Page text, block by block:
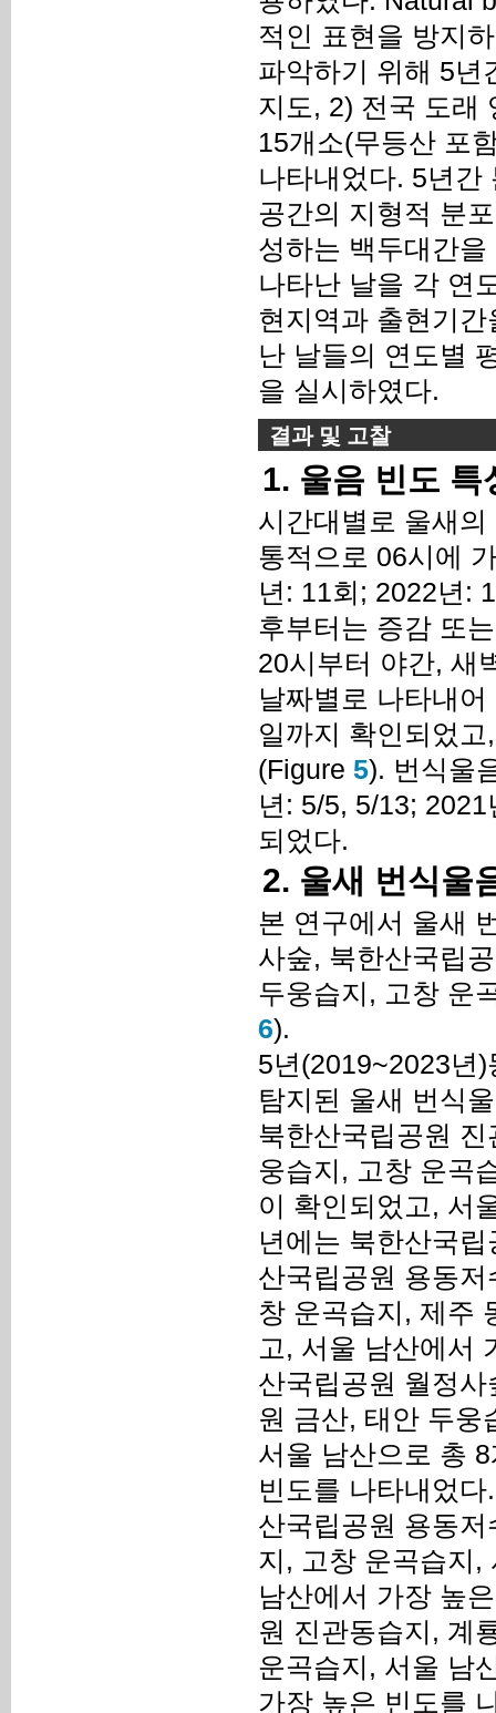
적인 표현을 방지
파악하기 위해 5년
지도, 2) 전국 도래
15개소(무등산 포
나타내었다. 5년간
공간의 지형적 분
성하는 백두대간
나타난 날을 각 연
현지역과 출현기
난 날들의 연도별
을 실시하였다.
결과 및 고찰
1. 울음 빈도 특
시간대별로 울새
통적으로 06시에
년: 11회; 2022년:
후부터는 증감 또
20시부터 야간, 새
날짜별로 나타내
일까지 확인되었
(Figure 5). 번식울
년: 5/5, 5/13;
되었다.
2. 울새 번식울
본 연구에서 울새
사숲, 북한산국립
두웅습지, 고창 운
6).
5년(2019~2023년
탐지된 울새 번식
북한산국립공원
웅습지, 고창 운곡
이 확인되었고, 서
년에는 북한산국
산국립공원 용동
창 운곡습지, 제주
고, 서울 남산에서
산국립공원 월정
원 금산, 태안 두웅
서울 남산으로 총
빈도를 나타내었
산국립공원 용동
지, 고창 운곡습지,
남산에서 가장 높
원 진관동습지, 계
운곡습지, 서울 남
가장 높은 빈도를